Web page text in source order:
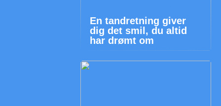
En tandretning giver
dig det smil, du altid
har drømt om